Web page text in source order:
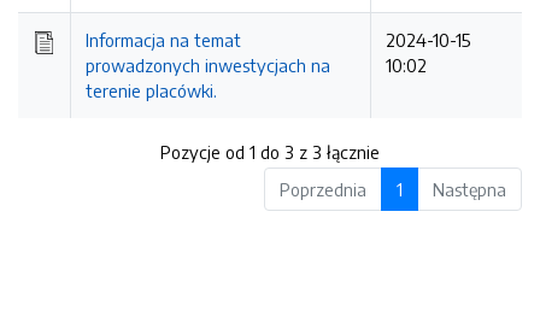
Informacja na temat
prowadzonych inwestycjach na
terenie placówki.
2024-10-15
10:02
Pozycje od 1 do 3 z 3 łącznie
Poprzednia
1 Następna